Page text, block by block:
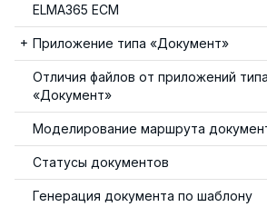
ELMA365 ECM
Приложение типа «Документ»
Отличия файлов от приложений типа
«Документ»
Моделирование маршрута
Статусы документов
Генерация документа по шаблону